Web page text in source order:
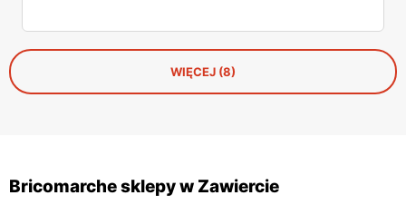
WIĘCEJ (8)
Bricomarche sklepy w Zawiercie